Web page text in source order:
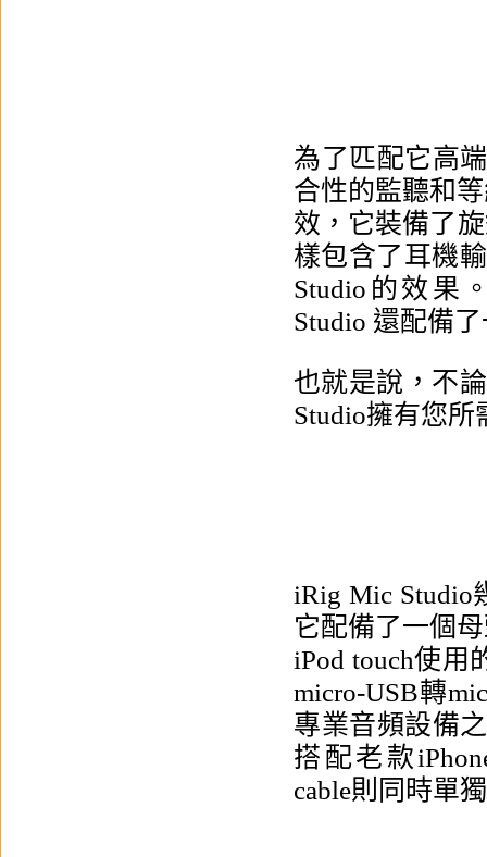
為了匹配它高
合性的監聽和
效，它裝備了
樣包含了耳機
Studio的效果
Studio 還配備
也就是說，不
Studio擁有您
iRig Mic
它配備了一個
iPod touch使用
micro-USB轉
專業音頻設備
搭配老款
cable則同時單